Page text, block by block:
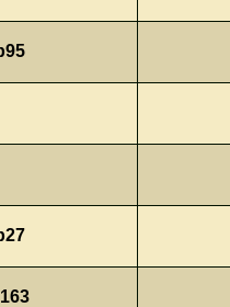
A7baaab95
A7baaab27
A7baaab163